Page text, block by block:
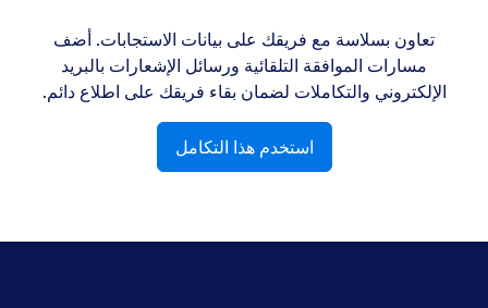
تعاون بسلاسة مع فريقك على بيانات الاستجابات. أضف
مسارات الموافقة التلقائية ورسائل الإشعارات بالبريد
الإلكتروني والتكاملات لضمان بقاء فريقك على اطلاع دائم.
استخدم هذا التكامل